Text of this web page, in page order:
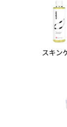
スキン